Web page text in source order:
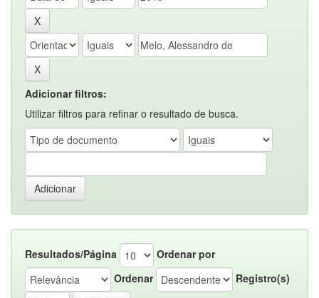
Adicionar filtros:
Utilizar filtros para refinar o resultado de busca.
Resultados/Página
Ordenar por
Ordenar
Registro(s)